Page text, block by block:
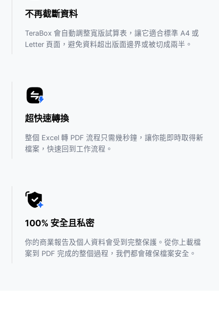
不再截斷資料
TeraBox 會自動調整寬版試算表，讓它適合標準 A4 或
Letter 頁面，避免資料超出版面邊界或被切成兩半。
超快速轉換
整個 Excel 轉 PDF 流程只需幾秒鐘，讓你能即時取得新
檔案，快速回到工作流程。
100% 安全且私密
你的商業報告及個人資料會受到完整保護。從你上載檔
案到 PDF 完成的整個過程，我們都會確保檔案安全。